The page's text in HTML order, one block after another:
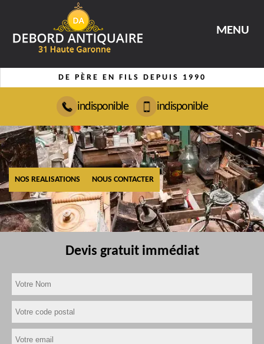
MENU
DE PÈRE EN FILS DEPUIS 1990
indisponible indisponible
NOS REALISATIONS NOUS CONTACTER
Devis gratuit immédiat